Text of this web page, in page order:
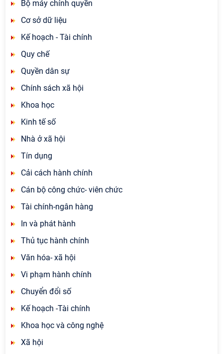
Bộ máy chính quyền
Cơ sở dữ liệu
Kế hoạch - Tài chính
Quy chế
Quyền dân sự
Chính sách xã hội
Khoa học
Kinh tế số
Nhà ở xã hội
Tín dụng
Cải cách hành chính
Cán bộ công chức- viên chức
Tài chính-ngân hàng
In và phát hành
Thủ tục hành chính
Văn hóa- xã hội
Vi phạm hành chính
Chuyển đổi số
Kế hoạch -Tài chính
Khoa học và công nghệ
Xã hội